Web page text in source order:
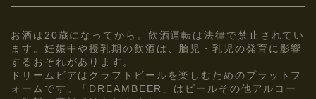
お酒は20歳になってから。飲酒運転は法律で禁止されてい
ます。妊娠中や授乳期の飲酒は、胎児・乳児の発育に影響
するおそれがあります。
ドリームビアはクラフトビールを楽しむためのプラットフ
ォームです。「DREAMBEER」はビールその他アルコー